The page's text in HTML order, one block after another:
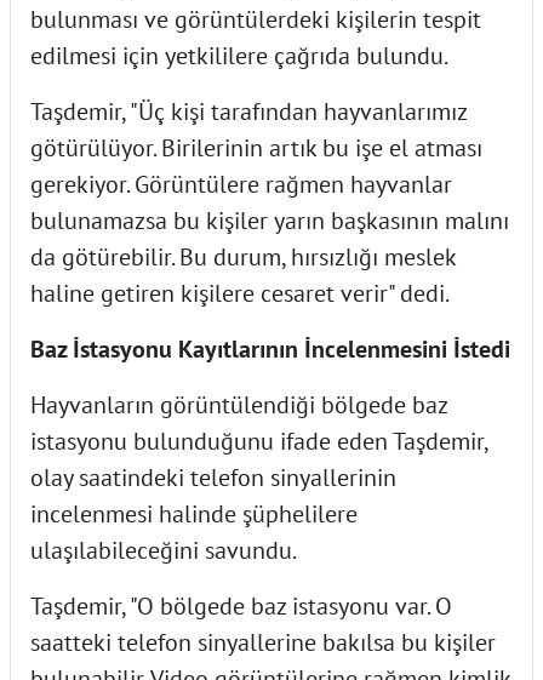
bulunması ve görüntülerdeki kişilerin tespit
edilmesi için yetkililere çağrıda bulundu.
Taşdemir, "Üç kişi tarafından hayvanlarımız
götürülüyor. Birilerinin artık bu işe el atması
gerekiyor. Görüntülere rağmen hayvanlar
bulunamazsa bu kişiler yarın başkasının malını
da götürebilir. Bu durum, hırsızlığı meslek
haline getiren kişilere cesaret verir" dedi.
Baz İstasyonu Kayıtlarının İncelenmesini İstedi
Hayvanların görüntülendiği bölgede baz
istasyonu bulunduğunu ifade eden Taşdemir,
olay saatindeki telefon sinyallerinin
incelenmesi halinde şüphelilere
ulaşılabileceğini savundu.
Taşdemir, "O bölgede baz istasyonu var. O
saatteki telefon sinyallerine bakılsa bu kişiler